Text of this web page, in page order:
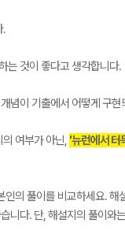
.
는 것이 좋다고 생각합니다.
념이 기출에서 어떻게 구
여부가 아닌, '뉴런에서 터
의 풀이를 비교하세요.
니다. 단, 해설지의 풀이와